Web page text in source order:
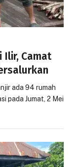
Ilir, Camat
ada 94 rumah
pada Jumat, 2 Mei